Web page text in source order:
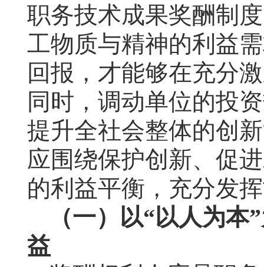
职务技术成果奖酬制
工物质与精神的利益
回报，才能够在充分
同时，调动单位的投
提升全社会整体的创
应围绕保护创新、促
的利益平衡，充分发
（一）以“以人为
益